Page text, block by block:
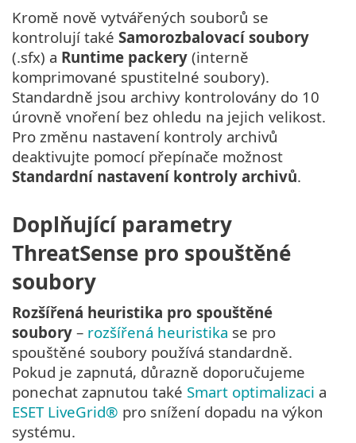
Kromě nově vytvářených souborů se
kontrolují také Samorozbalovací soubory
(.sfx) a Runtime packery (interně
komprimované spustitelné soubory).
Standardně jsou archivy kontrolovány do 10
úrovně vnoření bez ohledu na jejich velikost.
Pro změnu nastavení kontroly archivů
deaktivujte pomocí přepínače možnost
Standardní nastavení kontroly archivů.
Doplňující parametry
ThreatSense pro spouštěné
soubory
Rozšířená heuristika pro spouštěné
soubory – rozšířená heuristika se pro
spouštěné soubory používá standardně.
Pokud je zapnutá, důrazně doporučujeme
ponechat zapnutou také Smart optimalizaci a
ESET LiveGrid® pro snížení dopadu na výkon
systému.